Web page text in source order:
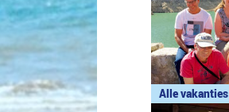
Alle vakanties